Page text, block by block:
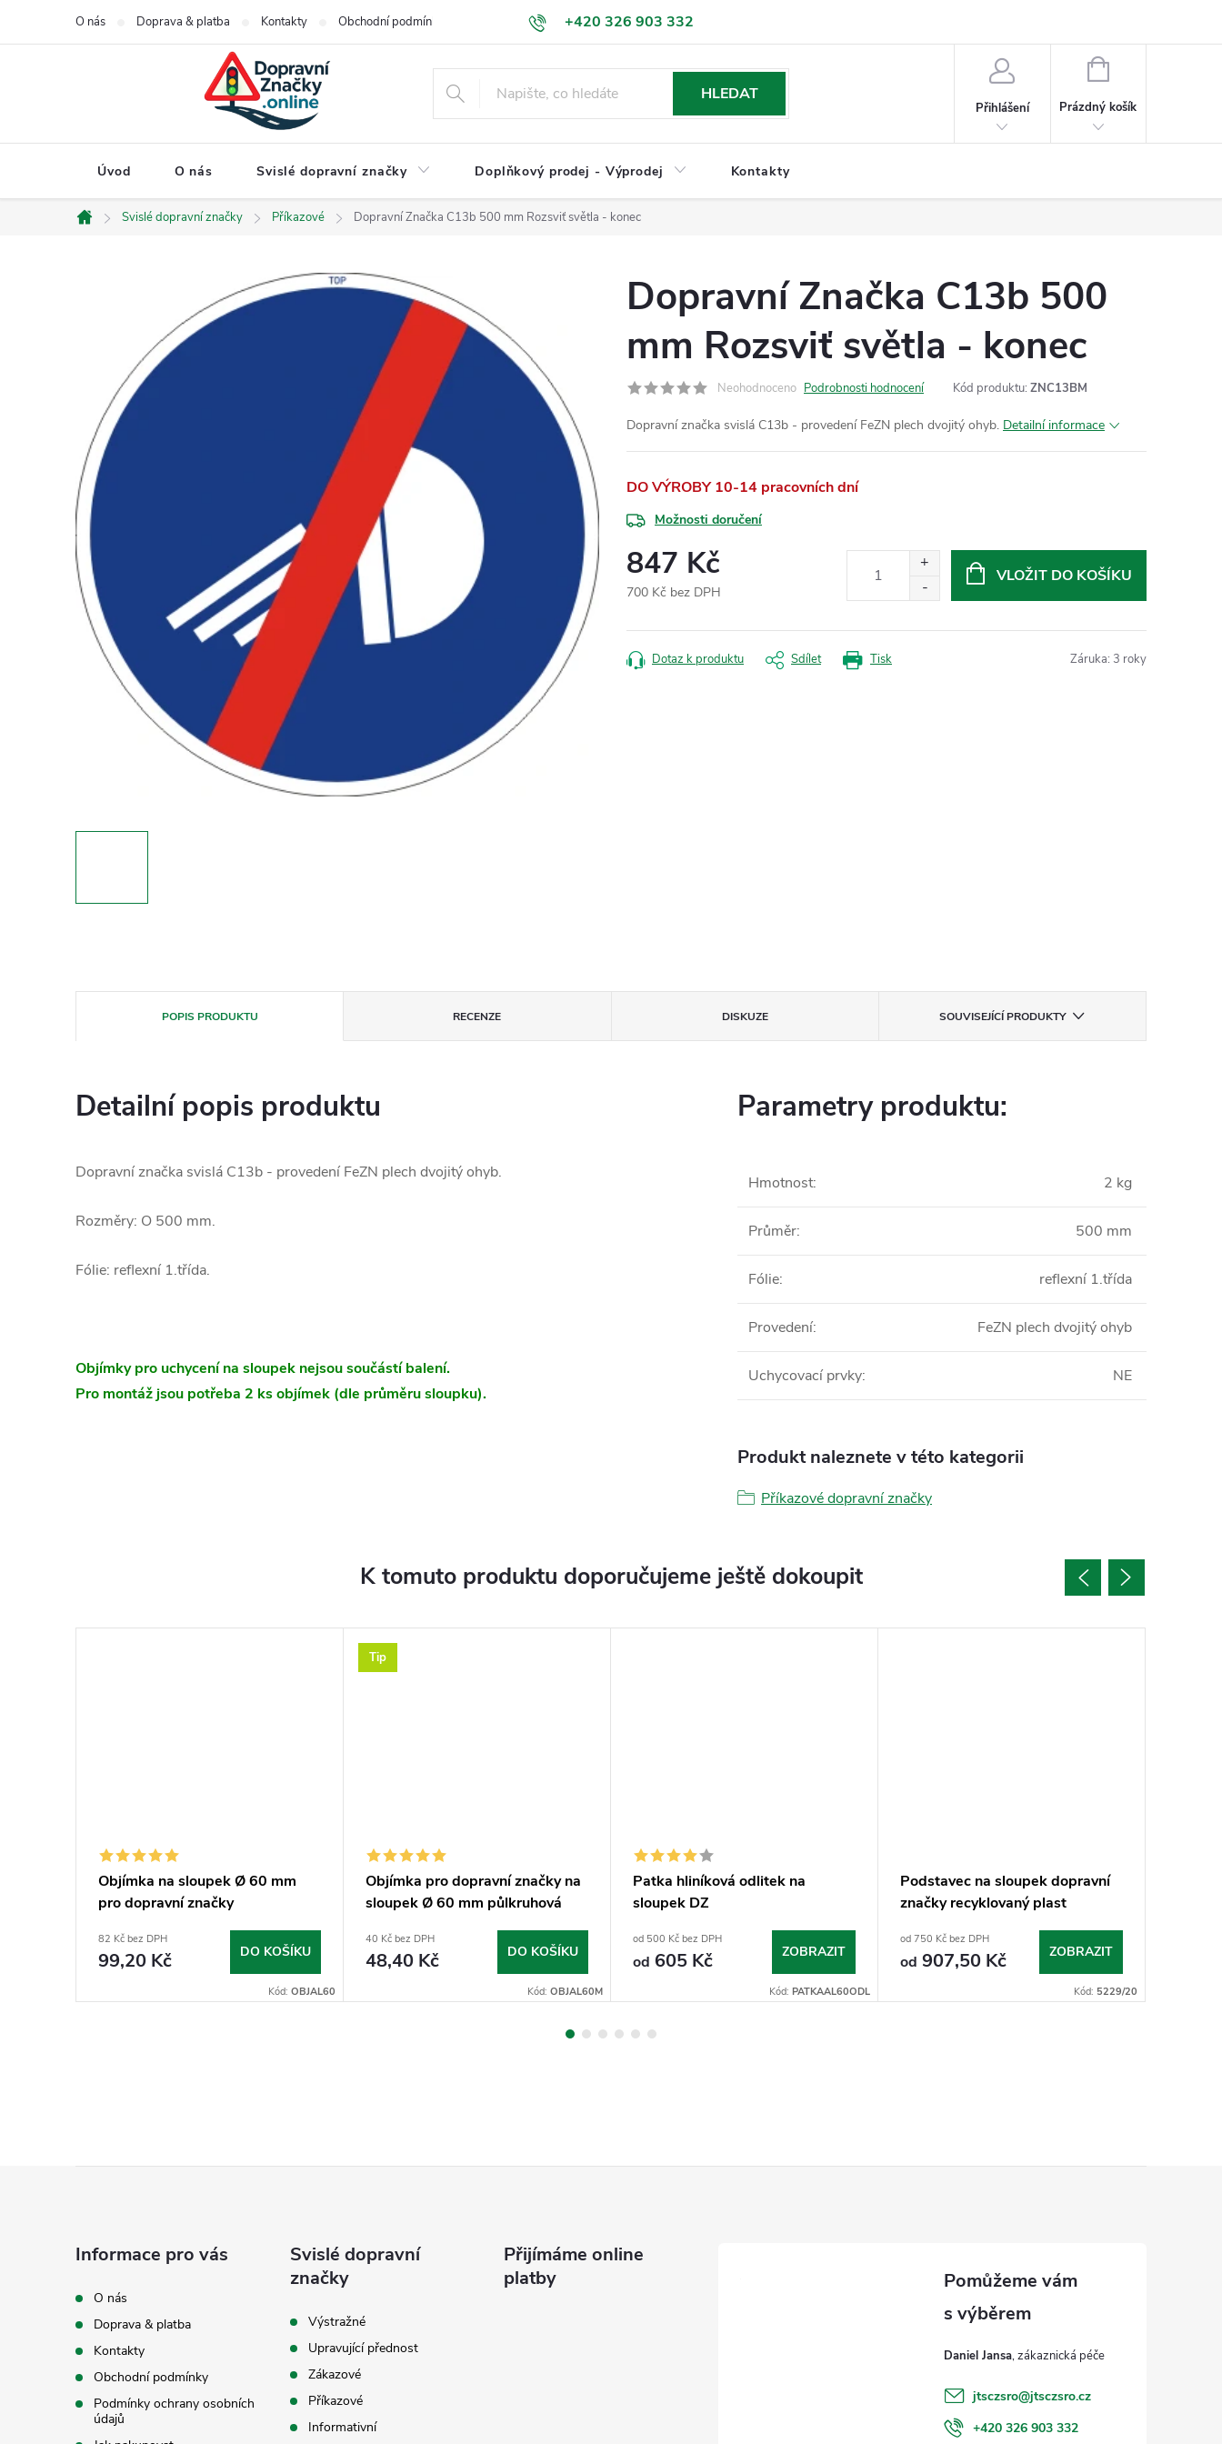
+420 326 903 332
O nás Doprava & platba Kontakty Obchodní podmínky Podmínky ochrany osobních údajů Jak nakupovat
HLEDAT
Přihlášení
NÁKUPNÍ
Prázdný košík
Úvod O nás Svislé dopravní značky Doplňkový prodej - Výprodej Kontakty
Domů
Svislé dopravní značky Příkazové Dopravní Značka C13b 500 mm Rozsviť světla - konec
Dopravní Značka C13b 500
mm Rozsviť světla - konec
Neohodnoceno Podrobnosti hodnocení Kód produktu: ZNC13BM
Dopravní značka svislá C13b - provedení FeZN plech dvojitý ohyb. Detailní informace
DO VÝROBY 10-14 pracovních dní
Možnosti doručení
847 Kč
700 Kč bez DPH
cena:
VLOŽIT DO KOŠÍKU
Tisk
Dotaz k produktu Sdílet Záruka: 3 roky
POPIS PRODUKTU RECENZE DISKUZE SOUVISEJÍCÍ PRODUKTY
Detailní popis produktu
Dopravní značka svislá C13b - provedení FeZN plech dvojitý ohyb.
Rozměry: O 500 mm.
Fólie: reflexní 1.třída.
Objímky pro uchycení na sloupek nejsou součástí balení.
Pro montáž jsou potřeba 2 ks objímek (dle průměru sloupku).
Parametry produktu:
Hmotnost: 2 kg
Průměr: 500 mm
Fólie: reflexní 1.třída
Provedení: FeZN plech dvojitý ohyb
Uchycovací prvky: NE
Produkt naleznete v této kategorii
Příkazové dopravní značky
K tomuto produktu doporučujeme ještě dokoupit
Objímka na sloupek Ø 60 mm
pro dopravní značky
82 Kč bez DPH
99,20 Kč DO KOŠÍKU
Kód: OBJAL60
Tip
Objímka pro dopravní značky na
sloupek Ø 60 mm půlkruhová
40 Kč bez DPH
48,40 Kč DO KOŠÍKU
Kód: OBJAL60M
Patka hliníková odlitek na
sloupek DZ
od 500 Kč bez DPH
od 605 Kč ZOBRAZIT
Kód: PATKAAL60ODL
Podstavec na sloupek dopravní
značky recyklovaný plast
od 750 Kč bez DPH
od 907,50 Kč ZOBRAZIT
Kód: 5229/20
Informace pro vás
O nás
Doprava & platba
Kontakty
Obchodní podmínky
Podmínky ochrany osobních
údajů
Svislé dopravní
značky
Výstražné
Upravující přednost
Zákazové
Příkazové
Informativní
Přijímáme online
platby
Daniel Jansa
jtsczsro@jtsczsro.cz
+420 326 903 332